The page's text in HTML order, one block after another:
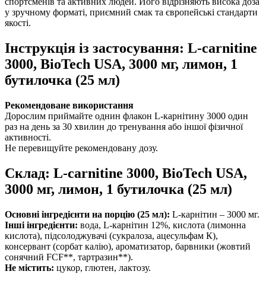
у зручному форматі, приємний смак та європейські стандарти
якості.
Інструкція із застосування: L-carnitine
3000, BioTech USA, 3000 мг, лимон, 1
бутилочка (25 мл)
Рекомендоване використання
Дорослим приймайте однин флакон L-карнітину 3000 один
раз на день за 30 хвилин до тренування або іншої фізичної
активності.
Не перевищуйте рекомендовану дозу.
Склад: L-carnitine 3000, BioTech USA,
3000 мг, лимон, 1 бутилочка (25 мл)
Основні інгредієнти на порцію (25 мл): L-карнітин – 3000 мг.
Інші інгредієнти: вода, L-карнітин 12%, кислота (лимонна
кислота), підсолоджувачі (сукралоза, ацесульфам К),
консервант (сорбат калію), ароматизатор, барвники (жовтий
сонячний FCF**, тартразин**).
Не містить: цукор, глютен, лактозу.